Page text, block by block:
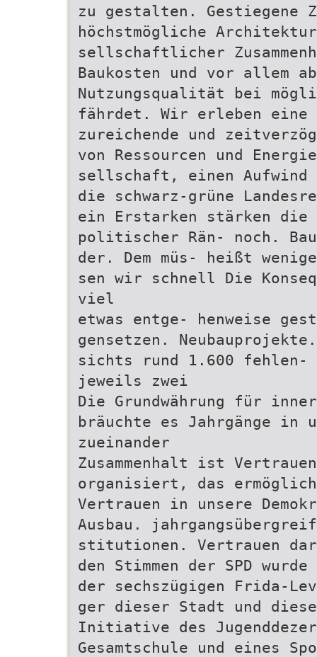
zu gestalten. Gestiegene
höchstmögliche
sellschaftlicher
Baukosten und vor allem
Nutzungsqualität bei
fährdet. Wir erleben eine
zureichende und
von Ressourcen und
sellschaft, einen Aufwind
die schwarz-grüne
ein Erstarken stärken
politischer Rän- noch.
der. Dem müs- heißt
sen wir schnell Die
viel
etwas entge- henweise
gensetzen.
sichts rund 1.600 fehlen-
jeweils zwei
Die Grundwährung für
bräuchte es Jahrgänge in
zueinander
Zusammenhalt ist
organisiert, das
Vertrauen in unsere
Ausbau.
stitutionen. Vertrauen
den Stimmen der SPD
der sechszügigen Frida-
ger dieser Stadt und
Initiative des
Gesamtschule und eines